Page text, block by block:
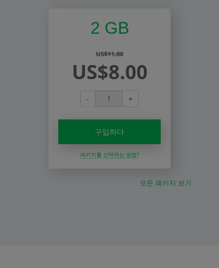
2 GB
US$11.00
US$8.00
- +
구입하다
패키지를 선택하는 방법?
모든 패키지 보기